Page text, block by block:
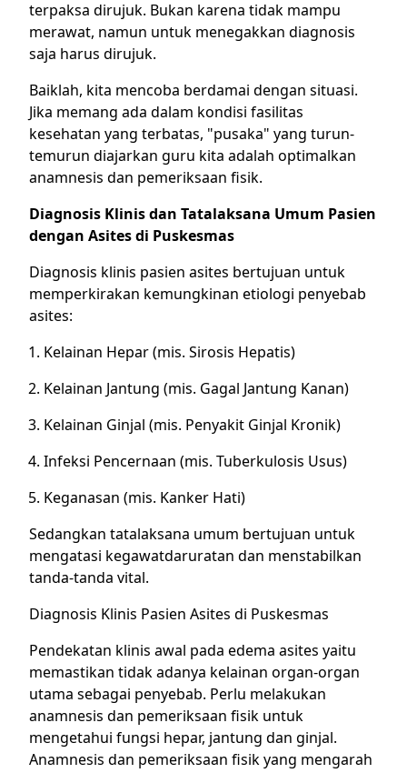
terpaksa dirujuk. Bukan karena tidak mampu
merawat, namun untuk menegakkan diagnosis
saja harus dirujuk.
Baiklah, kita mencoba berdamai dengan situasi.
Jika memang ada dalam kondisi fasilitas
kesehatan yang terbatas, "pusaka" yang turun-
temurun diajarkan guru kita adalah optimalkan
anamnesis dan pemeriksaan fisik.
Diagnosis Klinis dan Tatalaksana Umum Pasien
dengan Asites di Puskesmas
Diagnosis klinis pasien asites bertujuan untuk
memperkirakan kemungkinan etiologi penyebab
asites:
Kelainan Hepar (mis. Sirosis Hepatis)
Kelainan Jantung (mis. Gagal Jantung Kanan)
Kelainan Ginjal (mis. Penyakit Ginjal Kronik)
Infeksi Pencernaan (mis. Tuberkulosis Usus)
Keganasan (mis. Kanker Hati)
Sedangkan tatalaksana umum bertujuan untuk
mengatasi kegawatdaruratan dan menstabilkan
tanda-tanda vital.
Diagnosis Klinis Pasien Asites di Puskesmas
Pendekatan klinis awal pada edema asites yaitu
memastikan tidak adanya kelainan organ-organ
utama sebagai penyebab. Perlu melakukan
anamnesis dan pemeriksaan fisik untuk
mengetahui fungsi hepar, jantung dan ginjal.
Anamnesis dan pemeriksaan fisik yang mengarah